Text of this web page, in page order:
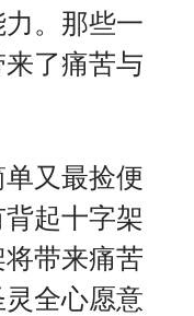
。那些一
了痛苦与
又最捡便
起十字架
带来痛苦
全心愿意